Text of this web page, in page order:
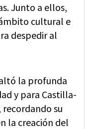
Junto a ellos,
cultural e
despedir al
la profunda
y para Castilla-
su
la creación del